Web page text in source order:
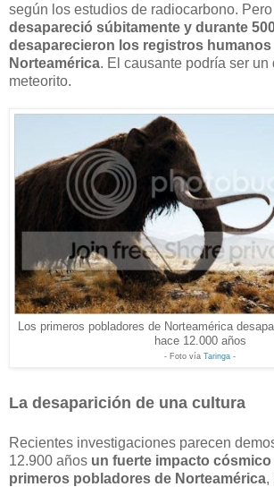
según los estudios de radiocarbono. Pero
desapareció súbitamente y durante
desaparecieron los registros humanos
Norteamérica. El causante podría ser un
meteorito.
Los primeros pobladores de Norteamérica
hace 12.000 años
- Foto vía Taringa -
La desaparición de una cultura
Recientes investigaciones parecen
12.900 años un fuerte impacto
primeros pobladores de Norteamérica,